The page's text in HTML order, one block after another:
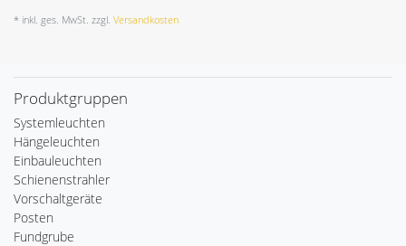
* inkl. ges. MwSt. zzgl. Versandkosten
Produktgruppen
Systemleuchten
Hängeleuchten
Einbauleuchten
Schienenstrahler
Vorschaltgeräte
Posten
Fundgrube